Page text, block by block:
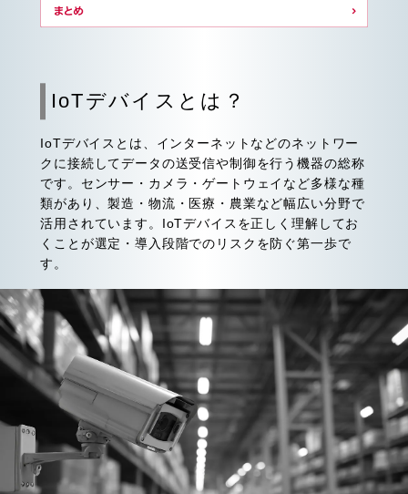
IoTデバイスとは？
IoTデバイスとは、インターネットなどのネットワー
クに接続してデータの送受信や制御を行う機器の総称
です。センサー・カメラ・ゲートウェイなど多様な種
類があり、製造・物流・医療・農業など幅広い分野で
活用されています。IoTデバイスを正しく理解してお
くことが選定・導入段階でのリスクを防ぐ第一歩で
す。